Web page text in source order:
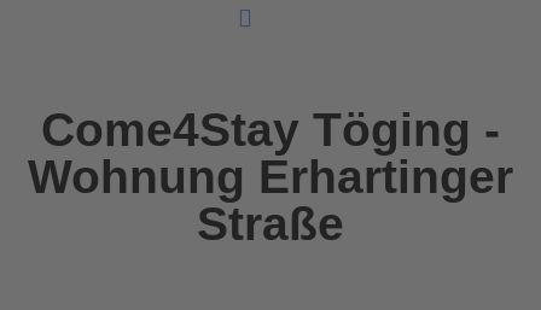
Come4Stay Töging -
Wohnung Erhartinger
Straße